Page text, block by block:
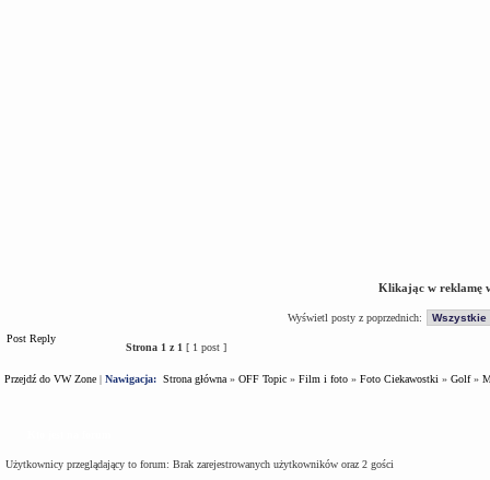
Klikając w reklamę
Wyświetl posty z poprzednich:
Post Reply
Strona 1 z 1 [ 1 post ]
Przejdź do VW Zone | Nawigacja: Strona główna » OFF Topic » Film i foto » Foto Ciekawostki » Golf»
Użytkownicy przeglądający to forum: Brak zarejestrowanych użytkowników oraz 2 gości